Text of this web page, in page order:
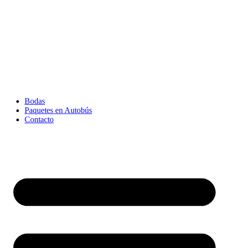
Bodas
Paquetes en Autobús
Contacto